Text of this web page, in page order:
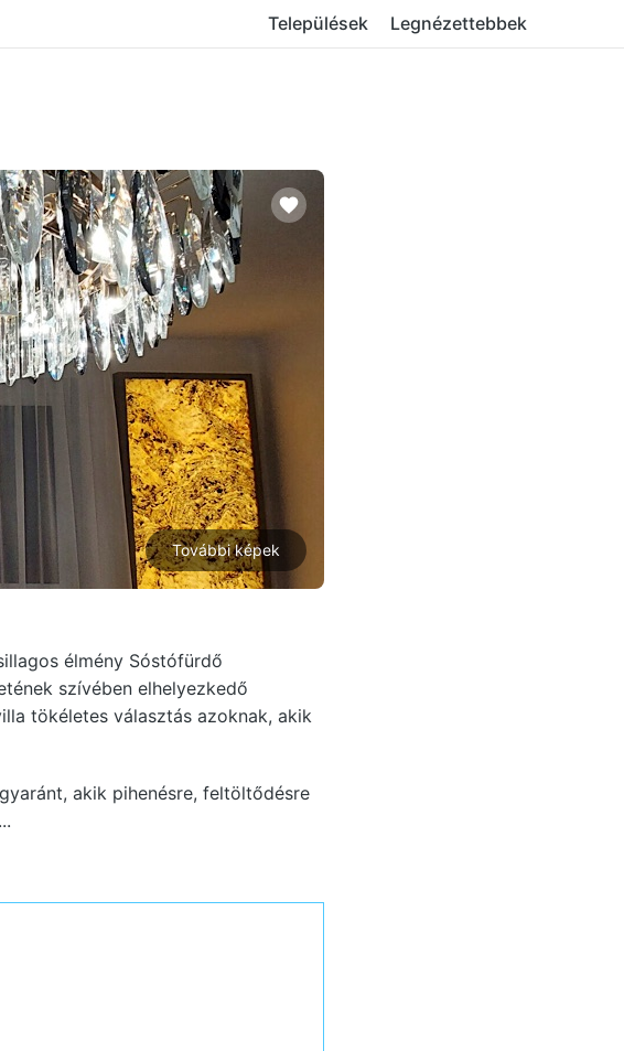
Települések Legnézettebbek
További képek
élmény Sóstófürdő
szívében elhelyezkedő
tökéletes választás azoknak, akik
akik pihenésre, feltöltődésre